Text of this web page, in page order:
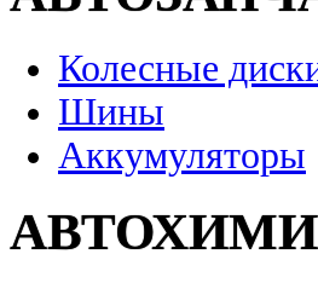
Колесные
Шины
Аккумуляторы